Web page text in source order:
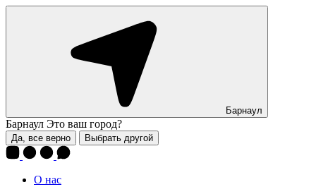
Барнаул
Барнаул Это ваш город?
Да, все верно Выбрать другой
О нас